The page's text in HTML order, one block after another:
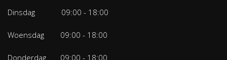
Dinsdag 09:00 - 18:00
Woensdag 09:00 - 18:00
Donderdag 09:00 - 18:00